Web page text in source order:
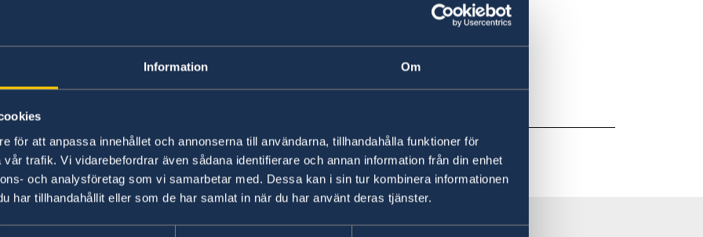
Information Om
för att anpassa innehållet och annonserna till användarna, tillhandahålla funktioner för
trafik. Vi vidarebefordrar även sådana identifierare och annan information från din enhet
och analysföretag som vi samarbetar med. Dessa kan i sin tur kombinera informationen
har tillhandahållit eller som de har samlat in när du har använt deras tjänster.
A embaixada está encerrada nos dias 7 e 10 abril 2023.
Retomaremos as nossas actividades no dia 11 de abril.
Feliz Páscoa!
Última atualização 06 abr. 2023, 16.13